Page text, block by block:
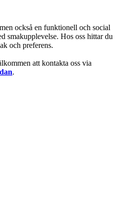
också en funktionell och social
smakupplevelse. Hos oss hittar du
och preferens.
att kontakta oss via
.